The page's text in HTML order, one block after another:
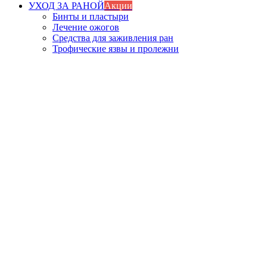
УХОД ЗА РАНОЙАкции
Бинты и пластыри
Лечение ожогов
Средства для заживления ран
Трофические язвы и пролежни